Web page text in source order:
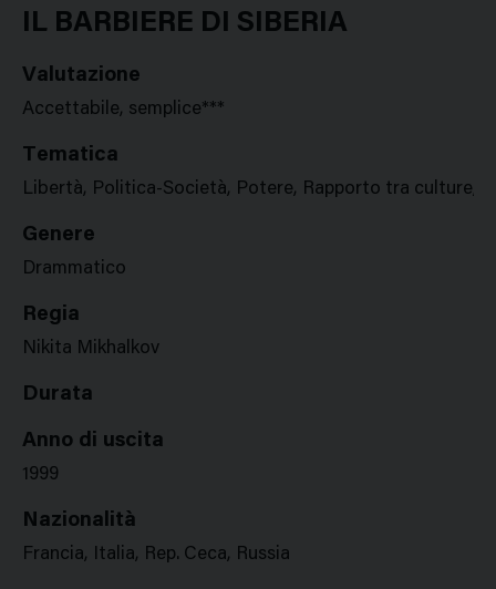
Plus
IL BARBIERE DI SIBERIA
Valutazione
Accettabile, semplice***
Tematica
Libertà, Politica-Società, Potere, Rapporto tra culture,
Genere
Drammatico
Regia
Nikita Mikhalkov
Durata
Anno di uscita
1999
Nazionalità
Francia, Italia, Rep. Ceca, Russia